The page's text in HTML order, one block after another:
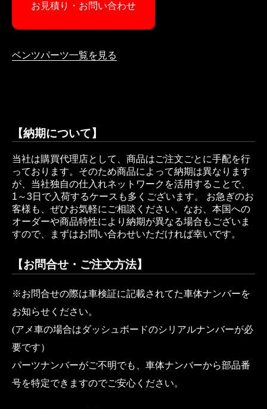
お見積り・お問い合わせ
ベンツパーツ一覧を見る
【納期について】
当社は購買代理店として、商品はご注文ごとに手配を行
っております。そのため商品によって納期は異なります
が、当社独自の仕入れネットワークを活用することで、
1～3日で入荷するケースも多くございます。 お急ぎのお
客様も、ぜひお気軽にご相談ください。なお、本国への
オーダーや商品特性により納期が異なる場合もございま
すので、まずはお問い合わせいただければ幸いです。
【お問合せ・ご注文方法】
※お問合せの際は車検証に記載されてた車体ナンバーを
お知らせください。
(アメ車の場合はダッシュボードのシリアルナンバーが必
要です）
パーツナンバーがご不明でも、車体ナンバーから部品番
号を特定できますのでご安心ください。